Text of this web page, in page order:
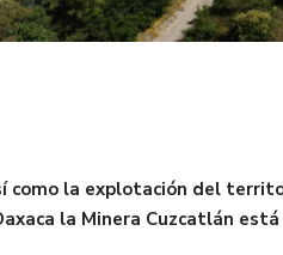
como la explotación del
la Minera Cuzcatlán